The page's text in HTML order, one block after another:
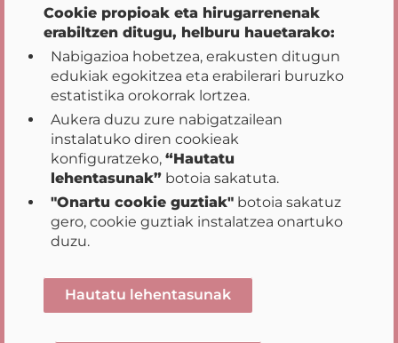
Hasiera | Gardentasuna
Datu Irekiak | Gobernuaren Ekintza
Jardunbide Egokiak
Webaren Mapa
Pribatutasun-aukerak
Cookie propioak eta hirugarrenenak
erabiltzen ditugu, helburu hauetarako:
Nabigazioa hobetzea, erakusten ditugun
edukiak egokitzea eta erabilerari buruzko
estatistika orokorrak lortzea.
Aukera duzu zure nabigatzailean
instalatuko diren cookieak
konfiguratzeko, “Hautatu
lehentasunak”botoia sakatuta.
"Onartu cookie guztiak"botoia sakatuz
gero, cookie guztiak instalatzea onartuko
duzu.
Hautatu lehentasunak